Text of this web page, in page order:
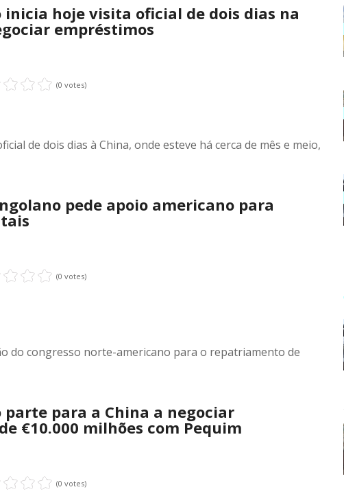
inicia hoje visita oficial de dois dias na
empréstimos
(0 votes)
de dois dias à China, onde esteve há cerca de mês e meio,
pede apoio americano para
(0 votes)
do congresso norte-americano para o repatriamento de
parte para a China a negociar
€10.000 milhões com Pequim
(0 votes)